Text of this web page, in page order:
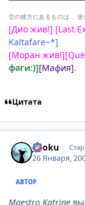
空の彼方にあるものは… 迷
[Дио жив!] [Last
Kaltafare~*]
[Моран
фаги:)][Мафия].
Цитата
jigoku
26 Января,
АВТОР
Maestro Katrine